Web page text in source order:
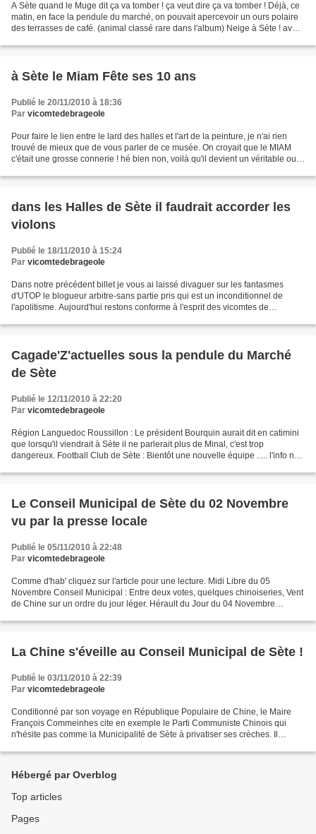
A Sète quand le Muge dit ça va tomber ! ça veut dire ça va tomber ! Déjà, ce
matin, en face la pendule du marché, on pouvait apercevoir un ours polaire
des terrasses de café. (animal classé rare dans l'album) Neige à Sète ! avec
à Sète le Miam Fête ses 10 ans
Publié le 20/11/2010 à 18:36
Par vicomtedebrageole
Pour faire le lien entre le lard des halles et l'art de la peinture, je n'ai rien
trouvé de mieux que de vous parler de ce musée. On croyait que le MIAM
c'était une grosse connerie ! hé bien non, voilà qu'il devient un véritable outil
dans les Halles de Sète il faudrait accorder les
violons
Publié le 18/11/2010 à 15:24
Par vicomtedebrageole
Dans notre précédent billet je vous ai laissé divaguer sur les fantasmes
d'UTOP le blogueur arbitre-sans partie pris qui est un inconditionnel de
l'apolitisme. Aujourd'hui restons conforme à l'esprit des vicomtes de
Cagade'Z'actuelles sous la pendule du Marché
de Sète
Publié le 12/11/2010 à 22:20
Par vicomtedebrageole
Région Languedoc Roussillon : Le président Bourquin aurait dit en catimini
que lorsqu'il viendrait à Sète il ne parlerait plus de Minal, c'est trop
dangereux. Football Club de Sète : Bientôt une nouvelle équipe ..... l'info ne
Le Conseil Municipal de Sète du 02 Novembre
vu par la presse locale
Publié le 05/11/2010 à 22:48
Par vicomtedebrageole
Comme d'hab' cliquez sur l'article pour une lecture. Midi Libre du 05
Novembre Conseil Municipal : Entre deux votes, quelques chinoiseries, Vent
de Chine sur un ordre du jour léger. Hérault du Jour du 04 Novembre
La Chine s'éveille au Conseil Municipal de Sète !
Publié le 03/11/2010 à 22:39
Par vicomtedebrageole
Conditionné par son voyage en République Populaire de Chine, le Maire
François Commeinhes cite en exemple le Parti Communiste Chinois qui
n'hésite pas comme la Municipalité de Sète à privatiser ses crèches. Il
Hébergé par Overblog
Top articles
Pages